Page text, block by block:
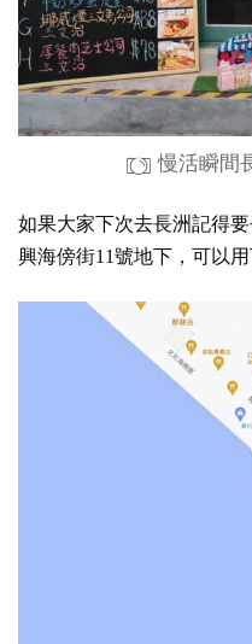
慢活瞬間
如果大家下次去長洲記得
興海傍街11號地下，可以